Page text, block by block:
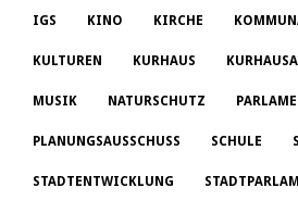
IGS KINO KIRCHE
KULTUREN KURHAUS
MUSIK NATURSCHUTZ
PLANUNGSAUSSCHUSS SCHULE
STADTENTWICKLUNG